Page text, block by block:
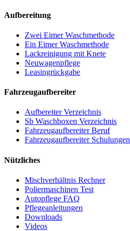
Aufbereitung
Zwei Eimer Waschmethode
Ein Eimer Waschmethode
Lackreinigung mit Knete
Neuwagenpflege
Leasingrückgabe
Fahrzeugaufbereiter
Aufbereiter Verzeichnis
Sb Waschboxen Verzeichnis
Fahrzeugaufbereiter Beruf
Fahrzeugaufbereiter Schulungen
Nützliches
Mischverhältnis Rechner
Poliermaschinen Test
Autopflege FAQ
Pflegeanleitungen
Downloads
Videos